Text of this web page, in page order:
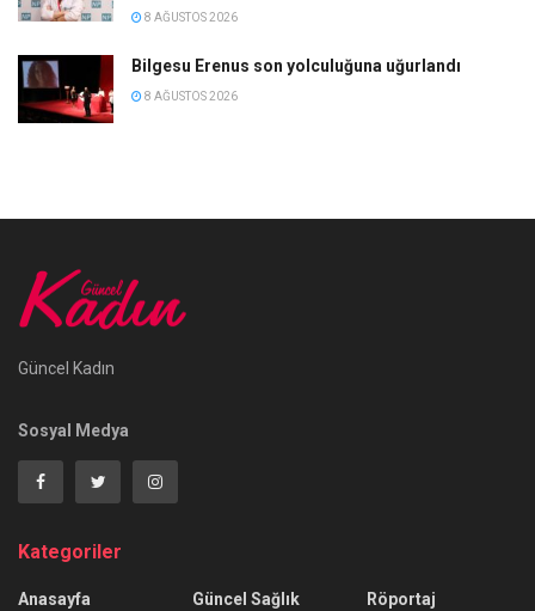
8 AĞUSTOS 2026
Bilgesu Erenus son yolculuğuna uğurlandı
8 AĞUSTOS 2026
Güncel Kadın
Sosyal Medya
Kategoriler
Anasayfa
Güncel Sağlık
Röportaj